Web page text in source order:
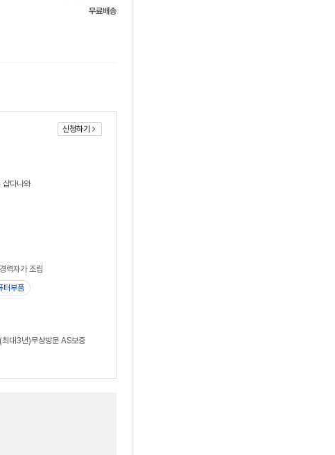
무료배송
신청하기
다나와
력자가 조립
터부품
대3년)무상방문 AS보증